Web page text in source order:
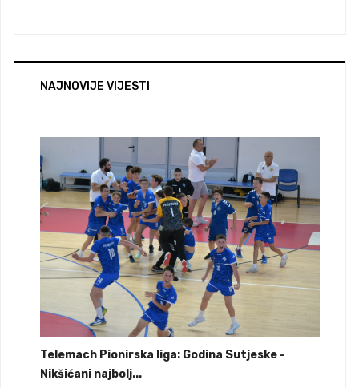
NAJNOVIJE VIJESTI
Telemach Pionirska liga: Godina Sutjeske -
Nikšićani najbolj...